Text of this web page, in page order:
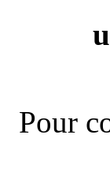
Pour